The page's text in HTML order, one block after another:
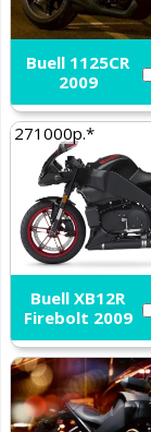
Buell 1125CR
2009
271000р.*
Buell XB12R
Firebolt 2009